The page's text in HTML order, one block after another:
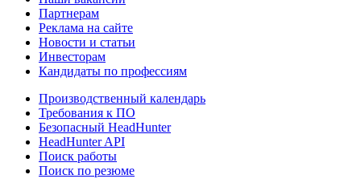
Партнерам
Реклама на сайте
Новости и статьи
Инвесторам
Кандидаты по профессиям
Производственный календарь
Требования к ПО
Безопасный HeadHunter
HeadHunter API
Поиск работы
Поиск по резюме